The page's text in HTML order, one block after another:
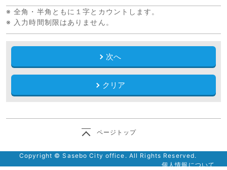
※ 全角・半角ともに１字とカウントします。
※ 入力時間制限はありません。
次へ
クリア
ページトップ
Copyright © Sasebo City office. All Rights Reserved.
個人情報について